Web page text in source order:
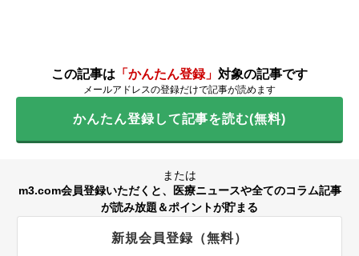
この記事は 「かんたん登録」 対象の記事です
メールアドレスの登録だけで記事が読めます
かんたん登録して記事を読む(無料)
または
m3.com会員登録いただくと、医療ニュースや全てのコラム記事
が読み放題＆ポイントが貯まる
新規会員登録（無料）